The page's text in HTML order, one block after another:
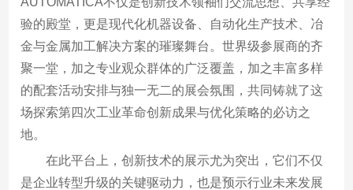
验的殿堂，更是现代化机器设备、自动化生产技术、冶
金与金属加工解决方案的璀璨舞台。世界级参展商的齐
聚一堂，加之专业观众群体的广泛覆盖，加之丰富多样
的配套活动安排与独一无二的展会氛围，共同铸就了这
场探索第四次工业革命创新成果与优化策略的必访之
地。
在此平台上，创新技术的展示尤为突出，它们不仅
是企业转型升级的关键驱动力，也是预示行业未来发展